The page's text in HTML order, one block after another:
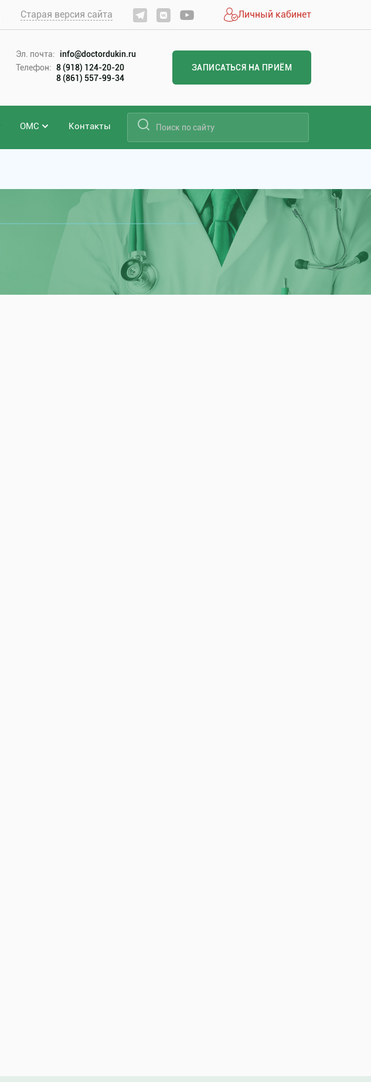
Старая версия сайта Личный кабинет
Эл. почта:
info@doctordukin.ru
Телефон: 8 (918) 124-20-20
8 (861) 557-99-34
ЗАПИСАТЬСЯ НА ПРИЁМ
ОМС Контакты